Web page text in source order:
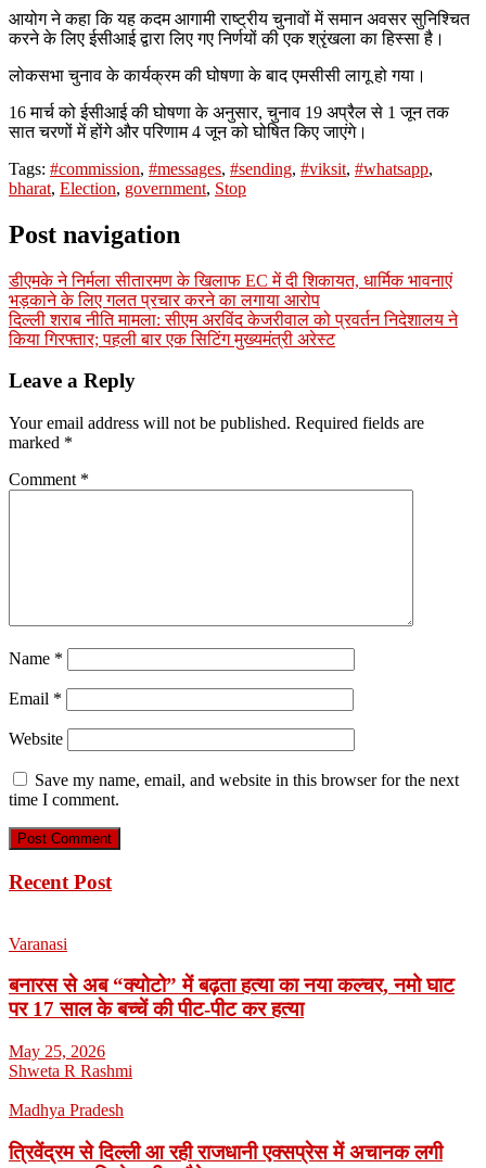
आयोग ने कहा कि यह कदम आगामी राष्ट्रीय चुनावों में समान अवसर सुनिश्चित
करने के लिए ईसीआई द्वारा लिए गए निर्णयों की एक श्रृंखला का हिस्सा है।
लोकसभा चुनाव के कार्यक्रम की घोषणा के बाद एमसीसी लागू हो गया।
16 मार्च को ईसीआई की घोषणा के अनुसार, चुनाव 19 अप्रैल से 1 जून तक
सात चरणों में होंगे और परिणाम 4 जून को घोषित किए जाएंगे।
Tags: #commission, #messages, #sending, #viksit, #whatsapp,
bharat, Election, government, Stop
Post navigation
डीएमके ने निर्मला सीतारमण के खिलाफ EC में दी शिकायत, धार्मिक भावनाएं
भड़काने के लिए गलत प्रचार करने का लगाया आरोप
दिल्ली शराब नीति मामला: सीएम अरविंद केजरीवाल को प्रवर्तन निदेशालय ने
किया गिरफ्तार; पहली बार एक सिटिंग मुख्यमंत्री अरेस्ट
Leave a Reply
Your email address will not be published. Required fields are
marked *
Comment *
Name *
Email *
Website
Save my name, email, and website in this browser for the next
time I comment.
Recent Post
Varanasi
बनारस से अब “क्योटो” में बढ़ता हत्या का नया कल्चर, नमो घाट
पर 17 साल के बच्चें की पीट-पीट कर हत्या
May 25, 2026
Shweta R Rashmi
Madhya Pradesh
त्रिवेंद्रम से दिल्ली आ रही राजधानी एक्सप्रेस में अचानक लगी